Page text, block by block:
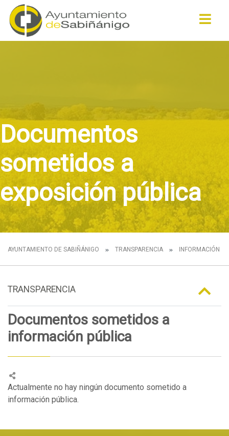
Documentos
sometidos a
exposición pública
AYUNTAMIENTO DE SABIÑÁNIGO TRANSPARENCIA INFORMACIÓN
TRANSPARENCIA
Documentos sometidos a
información pública
Actualmente no hay ningún documento sometido a
información pública.